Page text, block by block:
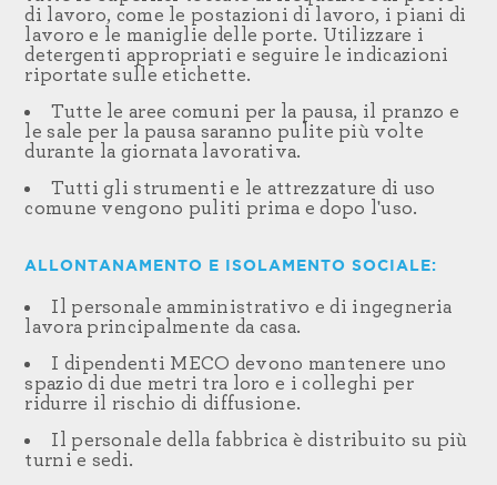
di lavoro, come le postazioni di lavoro, i piani di
lavoro e le maniglie delle porte. Utilizzare i
detergenti appropriati e seguire le indicazioni
riportate sulle etichette.
Tutte le aree comuni per la pausa, il pranzo e
le sale per la pausa saranno pulite più volte
durante la giornata lavorativa.
Tutti gli strumenti e le attrezzature di uso
comune vengono puliti prima e dopo l'uso.
ALLONTANAMENTO E ISOLAMENTO SOCIALE:
Il personale amministrativo e di ingegneria
lavora principalmente da casa.
I dipendenti MECO devono mantenere uno
spazio di due metri tra loro e i colleghi per
ridurre il rischio di diffusione.
Il personale della fabbrica è distribuito su più
turni e sedi.